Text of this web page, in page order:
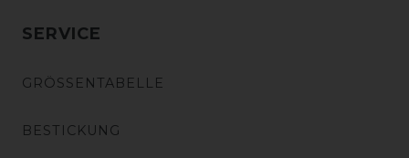
SERVICE
GRÖSSENTABELLE
BESTICKUNG